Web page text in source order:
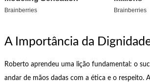
A Importância da
Roberto aprendeu uma lição fundamental: o
andar de mãos dadas com a ética e o respeito.